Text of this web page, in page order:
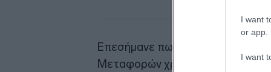
I want
or app.
I want
Επεσήμανε πως με οδηγία του
Μεταφορών χρηματοδοτεί